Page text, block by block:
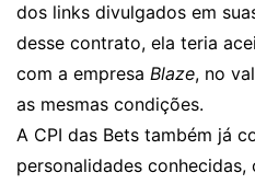
dos links divulgados em
desse contrato, ela teria
com a empresa Blaze, no
as mesmas condições.
A CPI das Bets também já
personalidades conhecidas,